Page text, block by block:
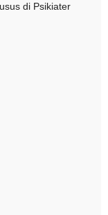
di Psikiater